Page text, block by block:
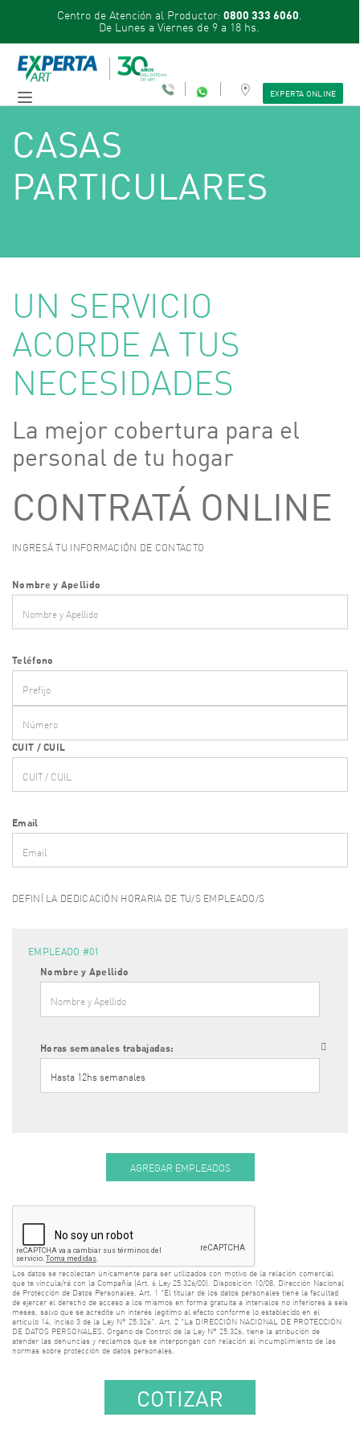
Centro de Atención al Productor: 0800 333 6060.
De Lunes a Viernes de 9 a 18 hs.
EXPERTA ONLINE
CASAS
PARTICULARES
UN SERVICIO
ACORDE A TUS
NECESIDADES
La mejor cobertura para el
personal de tu hogar
CONTRATÁ ONLINE
INGRESÁ TU INFORMACIÓN DE CONTACTO
Nombre y Apellido
Teléfono
CUIT / CUIL
Email
DEFINÍ LA DEDICACIÓN HORARIA DE TU/S EMPLEADO/S
EMPLEADO #01
Nombre y Apellido
Horas semanales trabajadas:
AGREGAR EMPLEADOS
Los datos se recolectan únicamente para ser utilizados con motivo de la relación comercial
que te vincula/rá con la Compañía (Art. 6 Ley 25.326/00). Disposición 10/08, Dirección Nacional
de Protección de Datos Personales, Art. 1 "El titular de los datos personales tiene la facultad
de ejercer el derecho de acceso a los mismos en forma gratuita a intervalos no inferiores a seis
meses, salvo que se acredite un interés legítimo al efecto conforme lo establecido en el
artículo 14, inciso 3 de la Ley N° 25.326". Art. 2 "La DIRECCIÓN NACIONAL DE PROTECCIÓN
DE DATOS PERSONALES, Órgano de Control de la Ley N° 25.326, tiene la atribución de
atender las denuncias y reclamos que se interpongan con relación al incumplimiento de las
normas sobre protección de datos personales.
COTIZAR